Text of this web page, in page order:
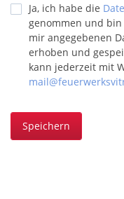
Ja, ich habe die
genommen und
mir angegebenen
erhoben und
kann jederzeit mit
Speichern